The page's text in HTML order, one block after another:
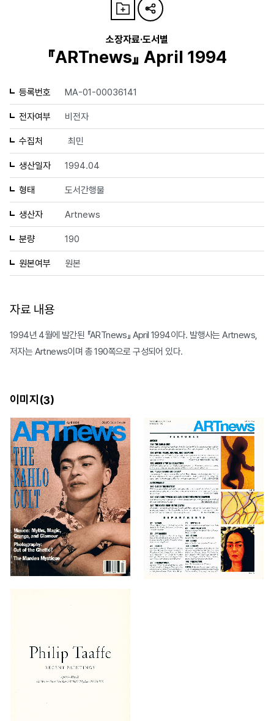
소장자료·도서별
『ARTnews』 April 1994
등록번호 MA-01-00036141
전자여부 비전자
수집처 최민
생산일자 1994.04
형태 도서간행물
생산자 Artnews
분량 190
원본여부 원본
자료 내용
1994년 4월에 발간된 『ARTnews』 April 1994이다. 발행사는 Artnews,
저자는 Artnews이며 총 190쪽으로 구성되어 있다.
이미지(3)